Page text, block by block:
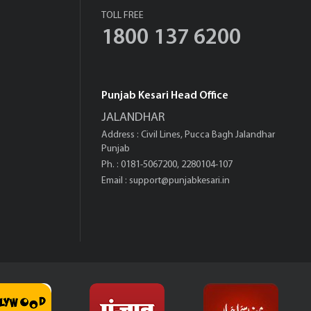
TOLL FREE
1800 137 6200
Punjab Kesari Head Office
JALANDHAR
Address : Civil Lines, Pucca Bagh Jalandhar
Punjab
Ph. : 0181-5067200, 2280104-107
Email : support@punjabkesari.in